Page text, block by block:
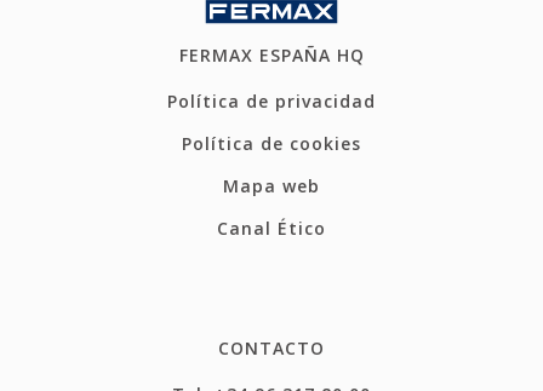
FERMAX ESPAÑA HQ
Política de privacidad
Política de cookies
Mapa web
Canal Ético
CONTACTO